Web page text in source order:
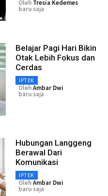
Oleh Tresia Kedemes
baru saja
Belajar Pagi Hari Bikin
Otak Lebih Fokus dan
Cerdas
IPTEK
OlehAmbar Dwi
baru saja
Hubungan Langgeng
Berawal Dari
Komunikasi
IPTEK
OlehAmbar Dwi
baru saja